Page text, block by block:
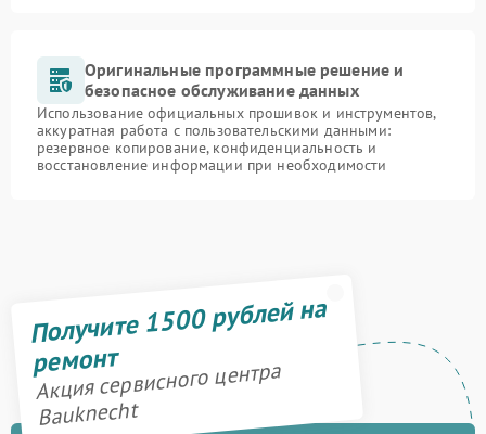
Оригинальные программные решение и
безопасное обслуживание данных
Использование официальных прошивок и инструментов,
аккуратная работа с пользовательскими данными:
резервное копирование, конфиденциальность и
восстановление информации при необходимости
Получите 1500 рублей на
ремонт
Акция сервисного центра
Bauknecht